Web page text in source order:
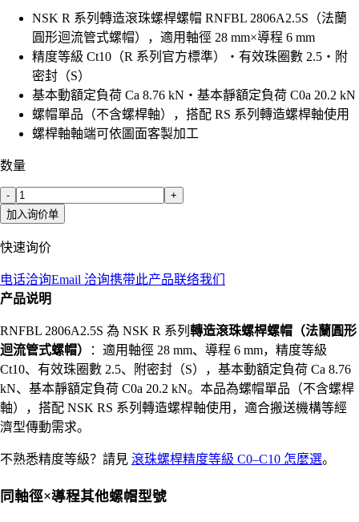
NSK R 系列轉造滾珠螺桿螺帽 RNFBL 2806A2.5S（法蘭
圓形迴流管式螺帽），適用軸徑 28 mm×導程 6 mm
精度等級 Ct10（R 系列官方標準）・有效珠圈數 2.5・附
密封（S）
基本動額定負荷 Ca 8.76 kN・基本靜額定負荷 C0a 20.2 kN
螺帽單品（不含螺桿軸），搭配 RS 系列轉造螺桿軸使用
螺桿軸軸端可依圖面客製加工
数量
-
+
加入询价单
快速询价
电话洽询Email 洽询携带此产品联络我们
产品说明
RNFBL 2806A2.5S 為 NSK R 系列 轉造滾珠螺桿螺帽（法蘭圓形
迴流管式螺帽）
：適用軸徑 28 mm、導程 6 mm，精度等級
Ct10、有效珠圈數 2.5、附密封（S），基本動額定負荷 Ca 8.76
kN、基本靜額定負荷 C0a 20.2 kN。本品為螺帽單品（不含螺桿
軸），搭配 NSK RS 系列轉造螺桿軸使用，適合搬送機構等經
濟型傳動需求。
不熟悉精度等級？請見 滾珠螺桿精度等級 C0–C10 怎麼選。
同軸徑×導程其他螺帽型號